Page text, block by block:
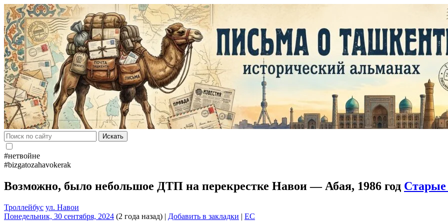
Искать
#нетвойне
#bizgatozahavokerak
Возможно, было небольшое ДТП на перекрестке Навои — Абая, 1986 год Старые
Троллейбус ул. Навои
Понедельник, 30 сентября, 2024 (2 года назад) | Добавить в закладки | EC